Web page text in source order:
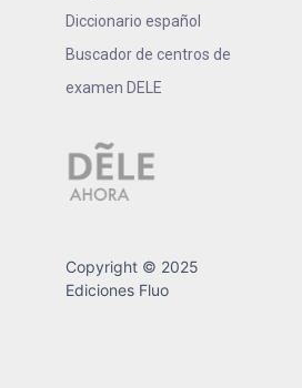
Diccionario español
Buscador de centros de
examen DELE
Copyright © 2025
Ediciones Fluo